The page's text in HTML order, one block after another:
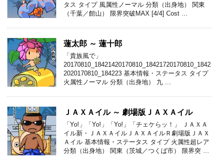
タス タイプ 風属性ノーマル 分類（出身地） 関東
（千葉／館山） 限界突破MAX [4/4] Cost …
蓮太郎 ～ 蓮十郎
「貴族風で」
20170810_18421420170810_18421720170810_1842
2020170810_184223 基本情報・ステータス タイプ
火属性ノーマル 分類（出身地） 九 …
ＪＡＸＡイル ～ 劇場版ＪＡＸＡイル
「Yo!」「Yo!」「Yo!」「チェケらッ！」 ＪＡＸＡ
イル新・ＪＡＸＡイルＪＡＸＡイルＲ劇場版ＪＡＸ
Ａイル 基本情報・ステータス タイプ 火属性超レア
分類（出身地） 関東（茨城／つくば市） 限界突 …